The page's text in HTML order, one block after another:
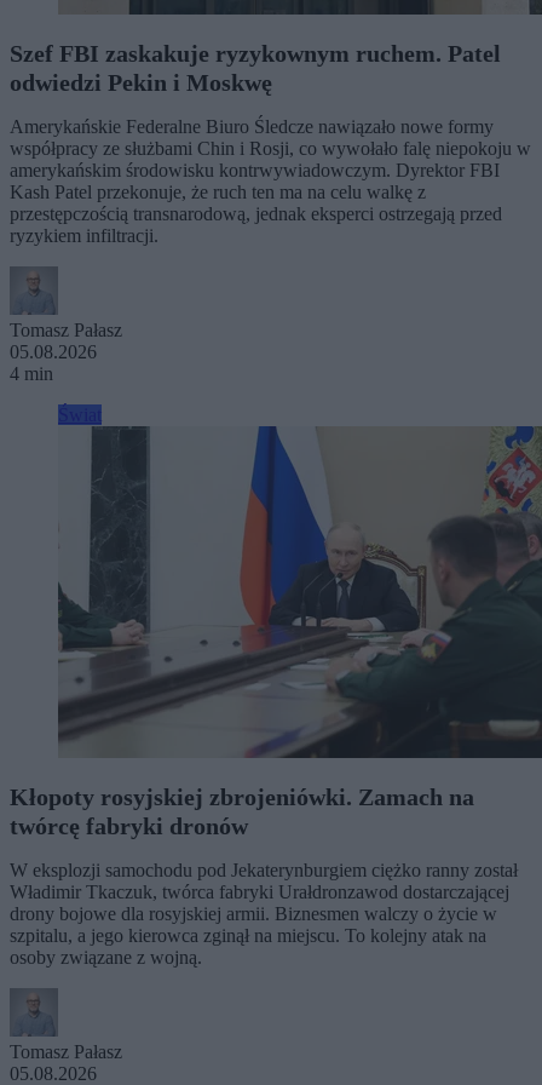
Szef FBI zaskakuje ryzykownym ruchem. Patel
odwiedzi Pekin i Moskwę
Amerykańskie Federalne Biuro Śledcze nawiązało nowe formy
współpracy ze służbami Chin i Rosji, co wywołało falę niepokoju w
amerykańskim środowisku kontrwywiadowczym. Dyrektor FBI
Kash Patel przekonuje, że ruch ten ma na celu walkę z
przestępczością transnarodową, jednak eksperci ostrzegają przed
ryzykiem infiltracji.
Tomasz Pałasz
05.08.2026
4 min
Kłopoty rosyjskiej zbrojeniówki. Zamach na
twórcę fabryki dronów
W eksplozji samochodu pod Jekaterynburgiem ciężko ranny został
Władimir Tkaczuk, twórca fabryki Urałdronzawod dostarczającej
drony bojowe dla rosyjskiej armii. Biznesmen walczy o życie w
szpitalu, a jego kierowca zginął na miejscu. To kolejny atak na
osoby związane z wojną.
Tomasz Pałasz
05.08.2026